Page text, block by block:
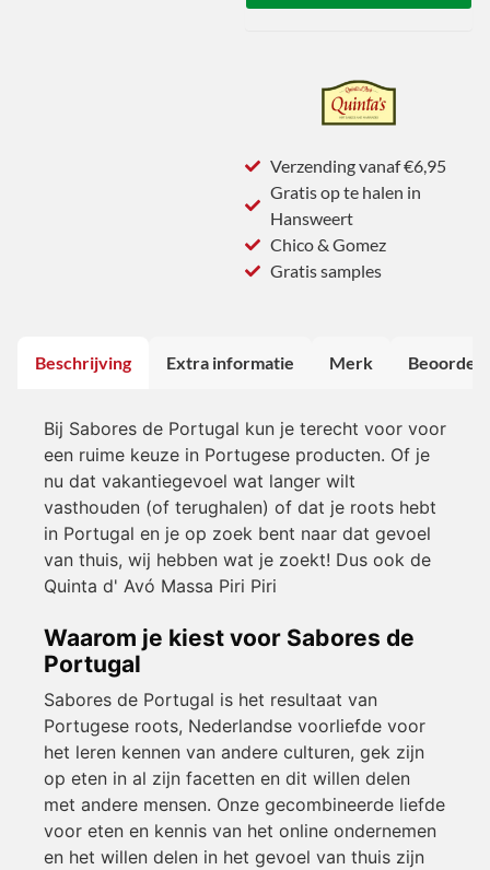
Verzending vanaf €6,95
Gratis op te halen in
Hansweert
Chico & Gomez
Gratis samples
Beschrijving Extra informatie Merk
Bij Sabores de Portugal kun je terecht voor voor
een ruime keuze in Portugese producten. Of je
nu dat vakantiegevoel wat langer wilt
vasthouden (of terughalen) of dat je roots hebt
in Portugal en je op zoek bent naar dat gevoel
van thuis, wij hebben wat je zoekt! Dus ook de
Quinta d' Avó Massa Piri Piri
Waarom je kiest voor Sabores de
Portugal
Sabores de Portugal is het resultaat van
Portugese roots, Nederlandse voorliefde voor
het leren kennen van andere culturen, gek zijn
op eten in al zijn facetten en dit willen delen
met andere mensen. Onze gecombineerde liefde
voor eten en kennis van het online ondernemen
en het willen delen in het gevoel van thuis zijn